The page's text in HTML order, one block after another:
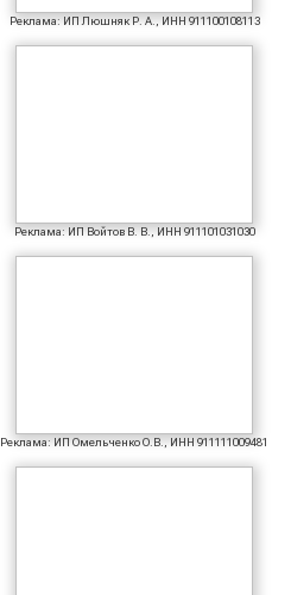
Реклама: ИП Люшняк Р. А., ИНН 911100108113
Реклама: ИП Войтов В. В., ИНН 911101031030
Реклама: ИП Омельченко О.В., ИНН 911111009481